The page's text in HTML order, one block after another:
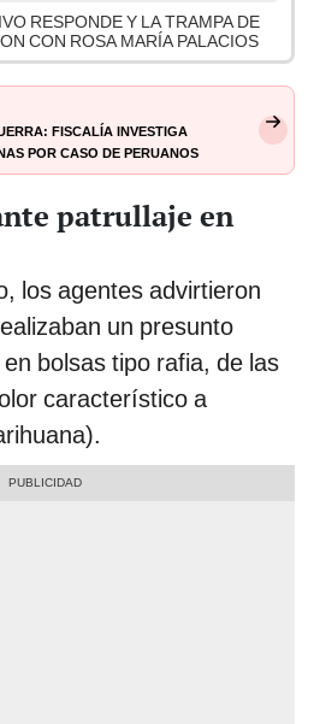
RESPONDE Y LA TRAMPA DE
CON ROSA MARÍA PALACIOS
Fiscalía investiga
por caso de peruanos
patrullaje en
los agentes advirtieron
un presunto
bolsas tipo rafia, de las
característico a